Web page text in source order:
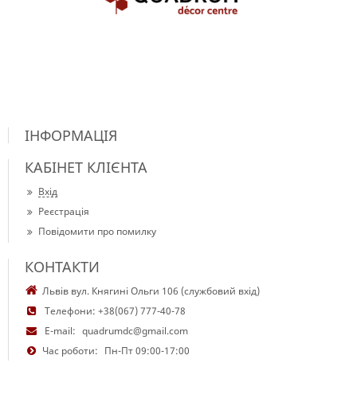
ІНФОРМАЦІЯ
КАБІНЕТ КЛІЄНТА
Вхід
Реєстрація
Повідомити про помилку
КОНТАКТИ
Львів вул. Княгині Ольги 106 (службовий вхід)
Телефони: +38(067) 777-40-78
E-mail: quadrumdc@gmail.com
Час роботи: Пн-Пт 09:00-17:00